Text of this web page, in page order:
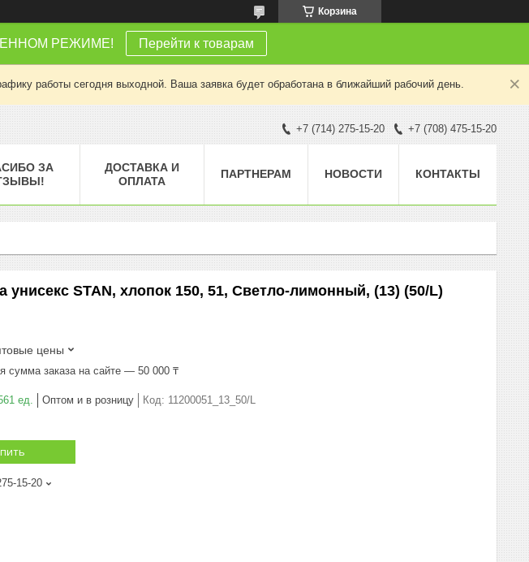
Корзина
РЕЖИМЕ! Перейти к товарам
работы сегодня выходной. Ваша заявка будет обработана в ближайший рабочий день.
+7 (714) 275-15-20 +7 (708) 475-15-20
ЗА
ДОСТАВКА И
ОПЛАТА
ПАРТНЕРАМ НОВОСТИ КОНТАКТЫ
унисекс STAN, хлопок 150, 51, Светло-лимонный, (13) (50/L)
цены
сумма заказа на сайте — 50 000 ₸
ед. Оптом и в розницу Код: 11200051_13_50/L
15-20